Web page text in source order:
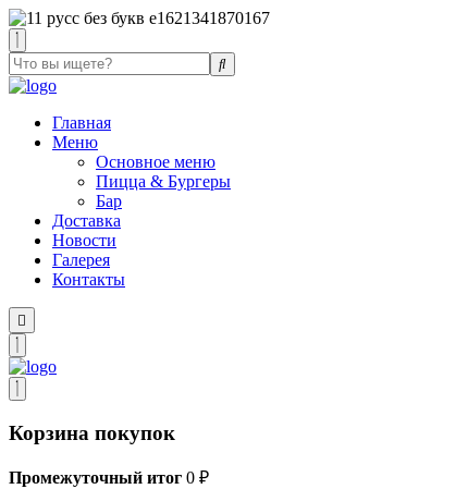
Главная
Меню
Основное меню
Пицца & Бургеры
Бар
Доставка
Новости
Галерея
Контакты
Корзина покупок
Промежуточный итог 0 ₽